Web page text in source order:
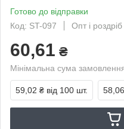
Готово до відправки
Код: ST-097
Опт і роздріб
60,61 ₴
Мінімальна сума
59,02 ₴ від 100 шт.